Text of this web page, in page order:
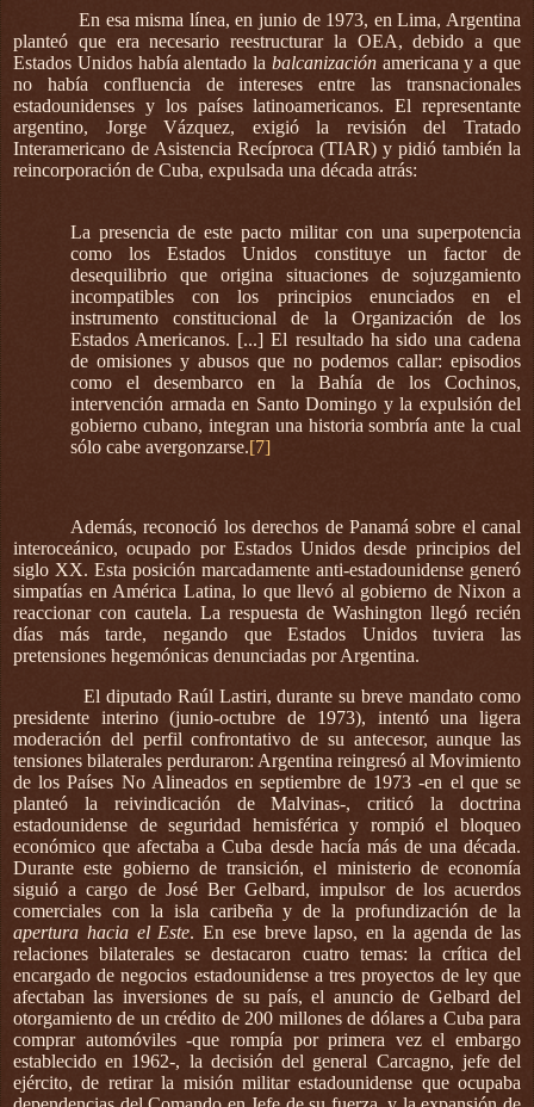
En esa misma línea, en junio de 1973, en Lima, Argentina
planteó que era necesario reestructurar la OEA, debido a que
Estados Unidos había alentado la balcanizaciónamericana y a que
no había confluencia de intereses entre las transnacionales
estadounidenses y los países latinoamericanos. El representante
argentino, Jorge Vázquez, exigió la revisión del Tratado
Interamericano de Asistencia Recíproca (TIAR) y pidió también la
reincorporación de Cuba, expulsada una década atrás:
La presencia de este pacto militar con una superpotencia
como los Estados Unidos constituye un factor de
desequilibrio que origina situaciones de sojuzgamiento
incompatibles con los principios enunciados en el
instrumento constitucional de la Organización de los
Estados Americanos. [...] El resultado ha sido una cadena
de omisiones y abusos que no podemos callar: episodios
como el desembarco en la Bahía de los Cochinos,
intervención armada en Santo Domingo y la expulsión del
gobierno cubano, integran una historia sombría ante la cual
sólo cabe avergonzarse.[7]
Además, reconoció los derechos de Panamá sobre el canal
interoceánico, ocupado por Estados Unidos desde principios del
siglo XX. Esta posición marcadamente anti-estadounidense generó
simpatías en América Latina, lo que llevó al gobierno de Nixon a
reaccionar con cautela. La respuesta de Washington llegó recién
días más tarde, negando que Estados Unidos tuviera las
pretensiones hegemónicas denunciadas por Argentina.
El diputado Raúl Lastiri, durante su breve mandato como
presidente interino (junio-octubre de 1973), intentó una ligera
moderación del perfil confrontativo de su antecesor, aunque las
tensiones bilaterales perduraron: Argentina reingresó al Movimiento
de los Países No Alineados en septiembre de 1973 -en el que se
planteó la reivindicación de Malvinas-, criticó la doctrina
estadounidense de seguridad hemisférica y rompió el bloqueo
económico que afectaba a Cuba desde hacía más de una década.
Durante este gobierno de transición, el ministerio de economía
siguió a cargo de José Ber Gelbard, impulsor de los acuerdos
comerciales con la isla caribeña y de la profundización de la
apertura hacia el Este. En ese breve lapso, en la agenda de las
relaciones bilaterales se destacaron cuatro temas: la crítica del
encargado de negocios estadounidense a tres proyectos de ley que
afectaban las inversiones de su país, el anuncio de Gelbard del
otorgamiento de un crédito de 200 millones de dólares a Cuba para
comprar automóviles -que rompía por primera vez el embargo
establecido en 1962-, la decisión del general Carcagno, jefe del
ejército, de retirar la misión militar estadounidense que ocupaba